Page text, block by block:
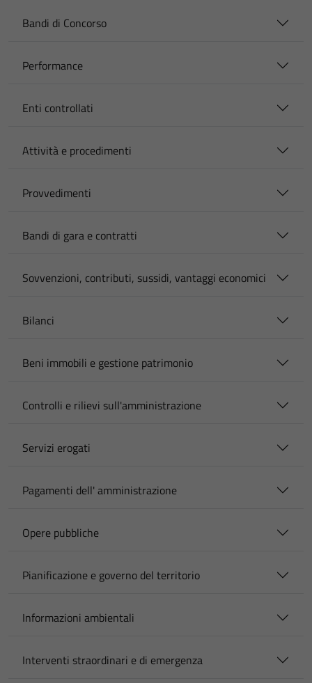
Bandi di Concorso
Performance
Enti controllati
Attività e procedimenti
Provvedimenti
Bandi di gara e contratti
Sovvenzioni, contributi, sussidi, vantaggi economici
Bilanci
Beni immobili e gestione patrimonio
Controlli e rilievi sull'amministrazione
Servizi erogati
Pagamenti dell' amministrazione
Opere pubbliche
Pianificazione e governo del territorio
Informazioni ambientali
Interventi straordinari e di emergenza